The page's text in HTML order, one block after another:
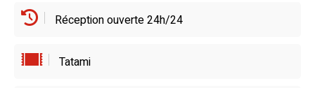
Réception ouverte 24h/24
Tatami